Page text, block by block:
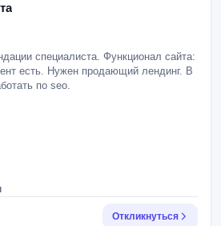
специалиста. Функционал сайта:
есть. Нужен продающий лендинг. В
по seo.
Откликнуться